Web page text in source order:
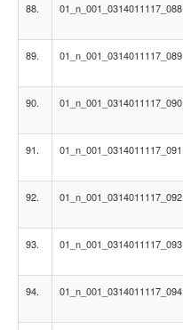
88. 01_n_001_0314011117_088
89. 01_n_001_0314011117_089
90. 01_n_001_0314011117_090
91. 01_n_001_0314011117_091
92. 01_n_001_0314011117_092
93. 01_n_001_0314011117_093
94. 01_n_001_0314011117_094